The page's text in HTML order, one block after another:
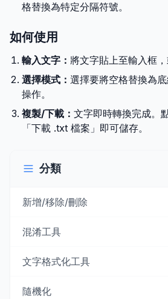
格替換為特定分隔符號。
如何使用
輸入文字： 將文字貼上至輸入框，
選擇模式： 選擇要將空格替換為
操作。
複製/下載： 文字即時轉換完成。
「下載 .txt 檔案」即可儲存。
分類
新增/移除/刪除
混淆工具
文字格式化工具
隨機化